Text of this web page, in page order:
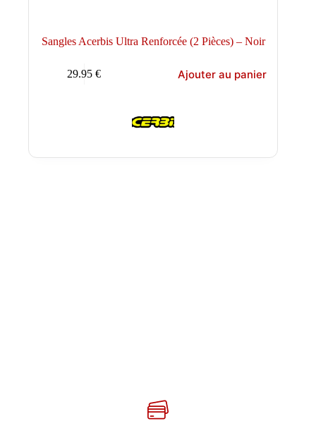
Sangles Acerbis Ultra Renforcée (2 Pièces) – Noir
29.95€ Ajouter au panier